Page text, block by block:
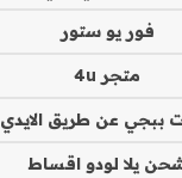
فور يو ستور
متجر 4u
ببجي عن طريق الايدي
يلا لودو اقساط